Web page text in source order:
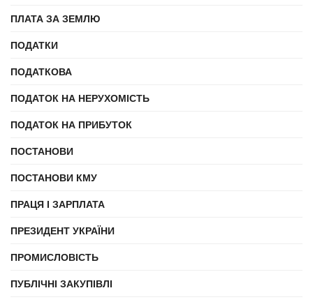
ПЛАТА ЗА ЗЕМЛЮ
ПОДАТКИ
ПОДАТКОВА
ПОДАТОК НА НЕРУХОМІСТЬ
ПОДАТОК НА ПРИБУТОК
ПОСТАНОВИ
ПОСТАНОВИ КМУ
ПРАЦЯ І ЗАРПЛАТА
ПРЕЗИДЕНТ УКРАЇНИ
ПРОМИСЛОВІСТЬ
ПУБЛІЧНІ ЗАКУПІВЛІ